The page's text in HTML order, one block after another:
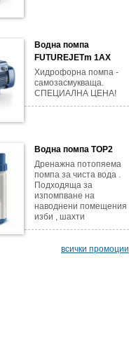
Водна помпа
FUTUREJETm 1AX
Хидрофорна помпа -
самозасмукваща.
СПЕЦИАЛНА ЦЕНА!
Водна помпа TOP2
Дренажна потопяема
помпа за чиста вода .
Подходяща за
изпомпване на
наводнени помещения ,
изби , шахти
всички промоции